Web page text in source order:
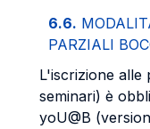
6.6.
PARZIALI
L'iscrizione alle
seminari) è
yoU@B